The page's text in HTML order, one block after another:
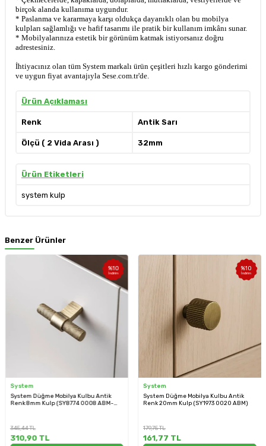
birçok alanda kullanıma uygundur.
* Paslanma ve kararmaya karşı oldukça dayanıklı olan bu mobilya
kulpları sağlamlığı ve hafif tasarımı ile pratik bir kullanım imkânı sunar.
* Mobilyalarınıza estetik bir görünüm katmak istiyorsanız doğru
adrestesiniz.
İhtiyacınız olan tüm System markalı ürün çeşitleri hızlı kargo gönderimi
ve uygun fiyat avantajıyla Sese.com.tr'de.
Ürün Açıklaması
Renk Antik Sarı
Ölçü ( 2 Vida Arası ) 32mm
Ürün Etiketleri
system kulp
Benzer Ürünler
%10
İndirim
System
System Düğme Mobilya Kulbu Antik
Renk 8mm Kulp (SY8774 0008 ABM-
345,44TL
310,90TL
%10
İndirim
System
System Düğme Mobilya Kulbu Antik
Renk 20mm Kulp (SY1973 0020 ABM)
179,75TL
161,77 TL